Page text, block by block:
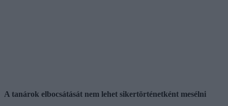
A tanárok elbocsátását nem lehet sikertörténetként mesélni